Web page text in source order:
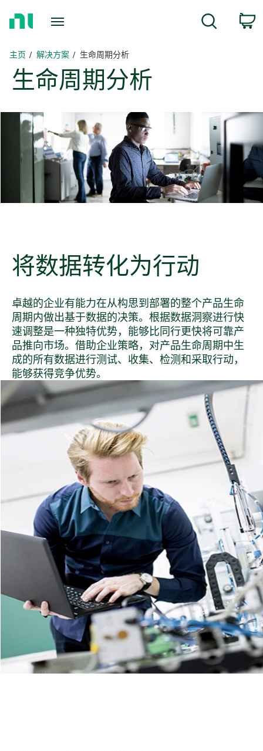
主页 解决方案 生命周期分析
生命周期分析
将数据转化为行动
卓越的企业有能力在从构思到部署的整个产品生命
周期内做出基于数据的决策。根据数据洞察进行快
速调整是一种独特优势，能够比同行更快将可靠产
品推向市场。借助企业策略，对产品生命周期中生
成的所有数据进行测试、收集、检测和采取行动，
能够获得竞争优势。